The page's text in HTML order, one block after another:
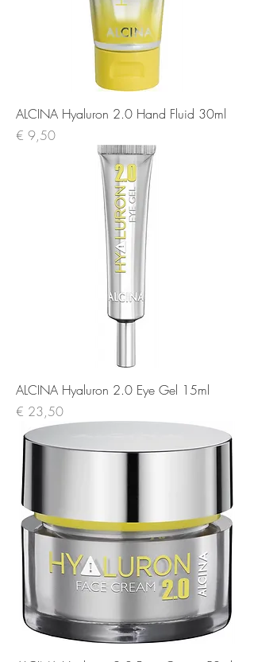
ALCINA Hyaluron 2.0 Hand Fluid 30ml
Prijs
€ 9,50
ALCINA Hyaluron 2.0 Eye Gel 15ml
Prijs
€ 23,50